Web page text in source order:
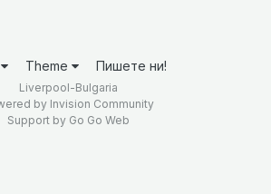
Theme Пишете ни!
Liverpool-Bulgaria
by Invision Community
Support by Go Go Web